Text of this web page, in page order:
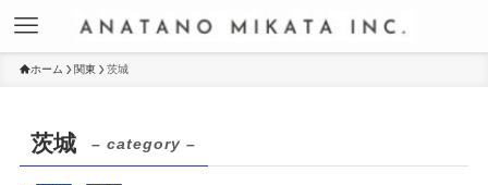
ホーム 関東 茨城
茨城 – category –